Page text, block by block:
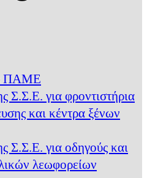
ΠΑΜΕ
Σ.Σ.Ε. για φροντιστήρια
και κέντρα ξένων
Σ.Σ.Ε. για οδηγούς και
λεωφορείων